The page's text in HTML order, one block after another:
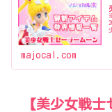
majocal.com
【美少女戦